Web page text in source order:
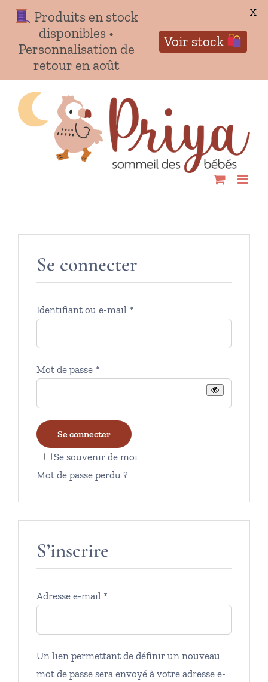
contenu
Se connecter
Identifiant ou e-mail *Obligatoire
Mot de passe *Obligatoire
Se souvenir de moi
Se connecter
Mot de passe perdu ?
S’inscrire
Adresse e-mail *Obligatoire
Un lien permettant de définir un nouveau
mot de passe sera envoyé à votre adresse e-
Produits en stock
disponibles •
Personnalisation de
retour en août
Voir stock
X